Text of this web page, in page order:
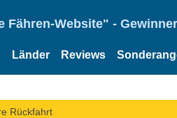
Fähren-Website" -
Länder Reviews
Rückfahrt